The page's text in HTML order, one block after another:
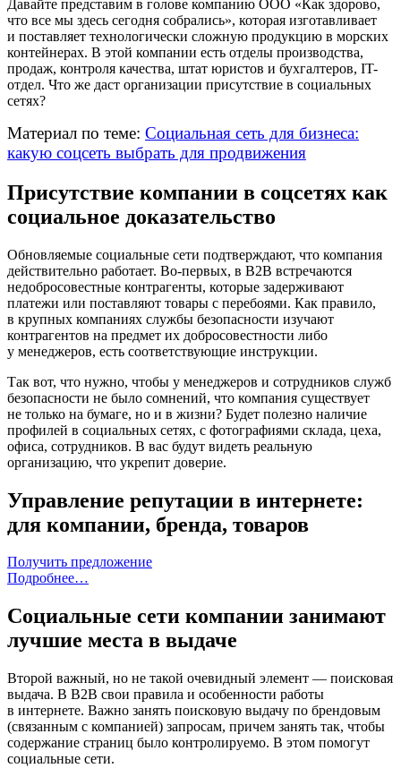
Давайте представим в голове компанию ООО «Как здорово,
что все мы здесь сегодня собрались», которая изготавливает
и поставляет технологически сложную продукцию в морских
контейнерах. В этой компании есть отделы производства,
продаж, контроля качества, штат юристов и бухгалтеров, IT-
отдел. Что же даст организации присутствие в социальных
сетях?
Материал по теме: Социальная сеть для бизнеса:
какую соцсеть выбрать для продвижения
Присутствие компании в соцсетях как
социальное доказательство
Обновляемые социальные сети подтверждают, что компания
действительно работает. Во-первых, в B2B встречаются
недобросовестные контрагенты, которые задерживают
платежи или поставляют товары с перебоями. Как правило,
в крупных компаниях службы безопасности изучают
контрагентов на предмет их добросовестности либо
у менеджеров, есть соответствующие инструкции.
Так вот, что нужно, чтобы у менеджеров и сотрудников служб
безопасности не было сомнений, что компания существует
не только на бумаге, но и в жизни? Будет полезно наличие
профилей в социальных сетях, с фотографиями склада, цеха,
офиса, сотрудников. В вас будут видеть реальную
организацию, что укрепит доверие.
Управление репутации в интернете:
для компании, бренда, товаров
Получить предложение
Подробнее…
Социальные сети компании занимают
лучшие места в выдаче
Второй важный, но не такой очевидный элемент — поисковая
выдача. В B2B свои правила и особенности работы
в интернете. Важно занять поисковую выдачу по брендовым
(связанным с компанией) запросам, причем занять так, чтобы
содержание страниц было контролируемо. В этом помогут
социальные сети.